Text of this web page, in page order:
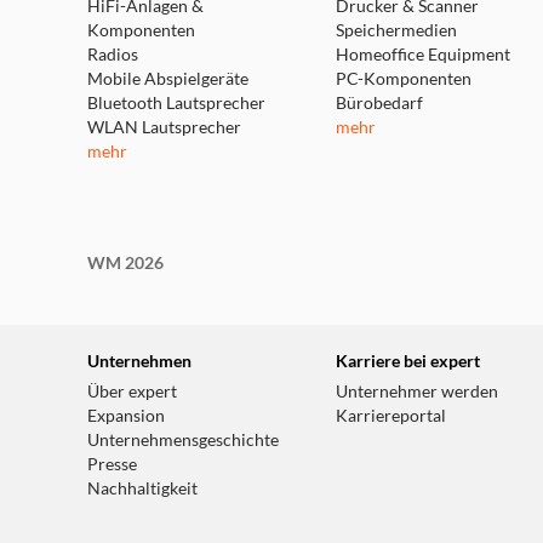
HiFi-Anlagen &
Komponenten
Radios
Mobile Abspielgeräte
Bluetooth Lautsprecher
WLAN Lautsprecher
mehr
Drucker & Scanner
Speichermedien
Homeoffice Equipment
PC-Komponenten
Bürobedarf
mehr
WM 2026
Unternehmen
Über expert
Expansion
Unternehmensgeschichte
Presse
Nachhaltigkeit
Karriere bei expert
Unternehmer werden
Karriereportal